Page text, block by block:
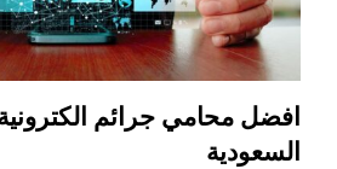
افضل محامي جرائم
السعودية